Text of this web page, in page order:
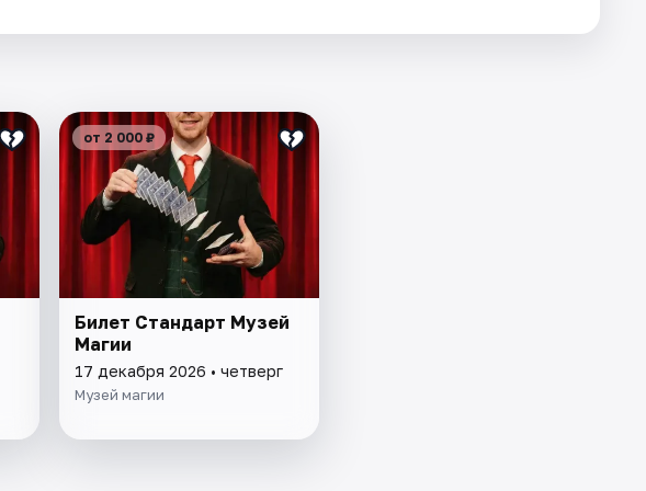
от 2 000 ₽
Билет Стандарт Музей
Магии
17 декабря 2026 • четверг
Музей магии